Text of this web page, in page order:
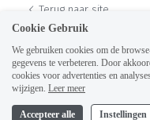
Terug naar site
Cookie Gebruik
We gebruiken cookies om de
gegevens te verbeteren. Door
cookies voor advertenties en
wijzigen. Leer meer
Accepteer alle Instellingen